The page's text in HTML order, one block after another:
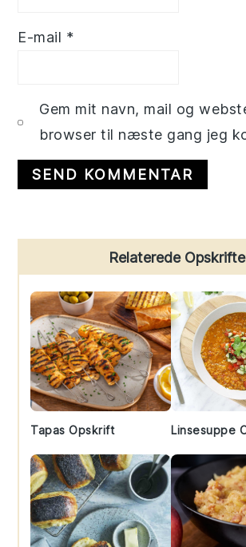
E-mail *
Gem mit navn, mail og
browser til næste gang jeg
Sidebar
Relaterede
Tapas Opskrift Linsesuppe